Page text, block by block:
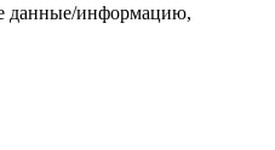
данные/информацию,